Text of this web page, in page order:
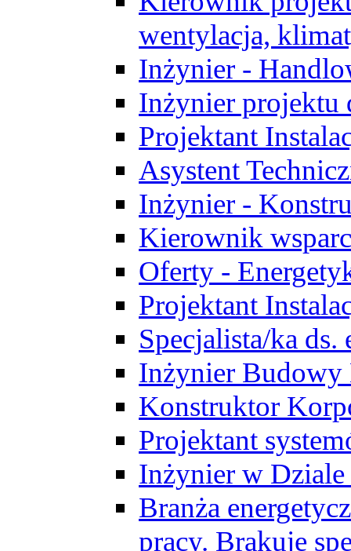
wentylacja,
Inżynier -
Inżynier projektu
Projektant
Asystent
Inżynier -
Kierownik
Oferty -
Projektant
Specjalista/ka
Inżynier
Konstruktor
Projektant
Inżynier w
Branża
pracy. Brakuje